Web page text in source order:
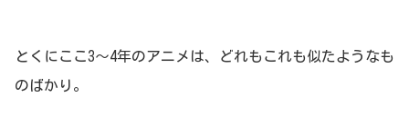
とくにここ3～4年のアニメは、どれもこれも似たようなも
のばかり。